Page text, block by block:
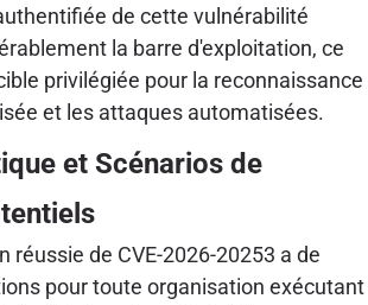
de cette vulnérabilité
la barre d'exploitation, ce
privilégiée pour la reconnaissance
et les attaques automatisées.
et Scénarios de
réussie de CVE-2026-20253 a de
pour toute organisation exécutant